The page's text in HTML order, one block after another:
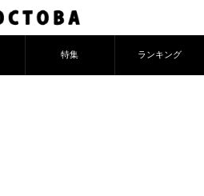
特集 ランキング